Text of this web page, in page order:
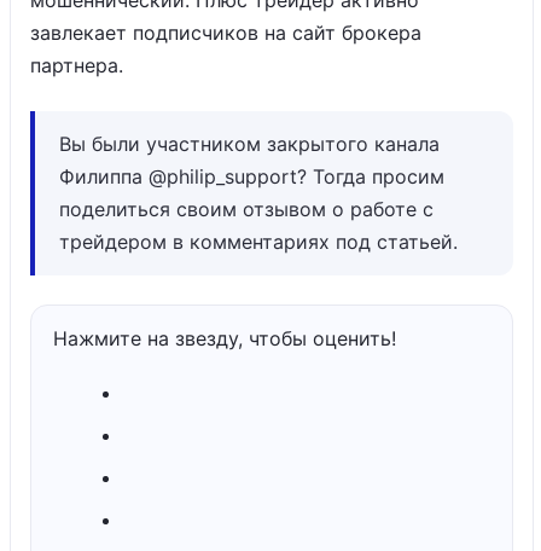
завлекает подписчиков на сайт брокера
партнера.
Вы были участником закрытого канала
Филиппа @philip_support? Тогда просим
поделиться своим отзывом о работе с
трейдером в комментариях под статьей.
Нажмите на звезду, чтобы оценить!